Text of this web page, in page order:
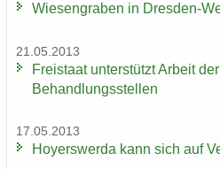
Wie­sen­gra­ben in Dresden-​
21.05.2013
Frei­staat un­ter­stützt Ar­beit
Be­hand­lungs­stel­len
17.05.2013
Ho­yers­wer­da kann sich auf